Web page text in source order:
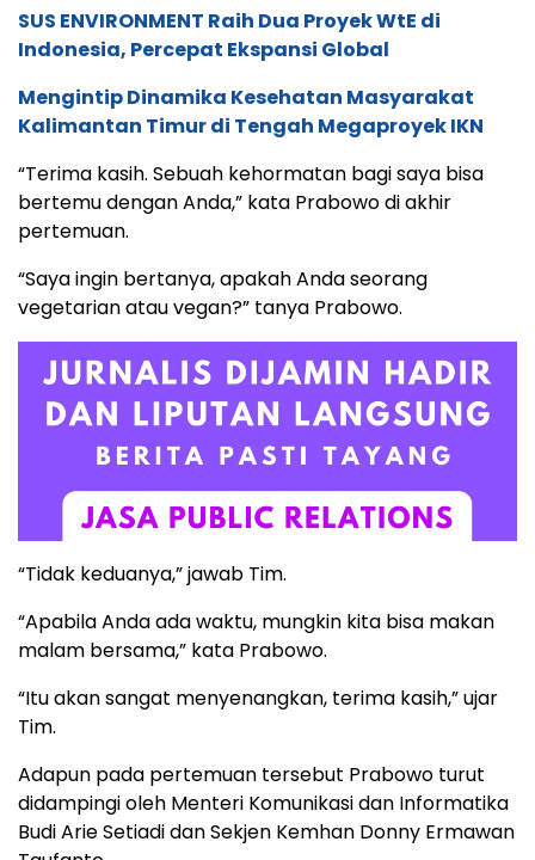
SUS ENVIRONMENT Raih Dua Proyek WtE di
Indonesia, Percepat Ekspansi Global
Mengintip Dinamika Kesehatan Masyarakat
Kalimantan Timur di Tengah Megaproyek IKN
“Terima kasih. Sebuah kehormatan bagi saya bisa
bertemu dengan Anda,” kata Prabowo di akhir
pertemuan.
“Saya ingin bertanya, apakah Anda seorang
vegetarian atau vegan?” tanya Prabowo.
“Tidak keduanya,” jawab Tim.
“Apabila Anda ada waktu, mungkin kita bisa makan
malam bersama,” kata Prabowo.
“Itu akan sangat menyenangkan, terima kasih,” ujar
Tim.
Adapun pada pertemuan tersebut Prabowo turut
didampingi oleh Menteri Komunikasi dan Informatika
Budi Arie Setiadi dan Sekjen Kemhan Donny Ermawan